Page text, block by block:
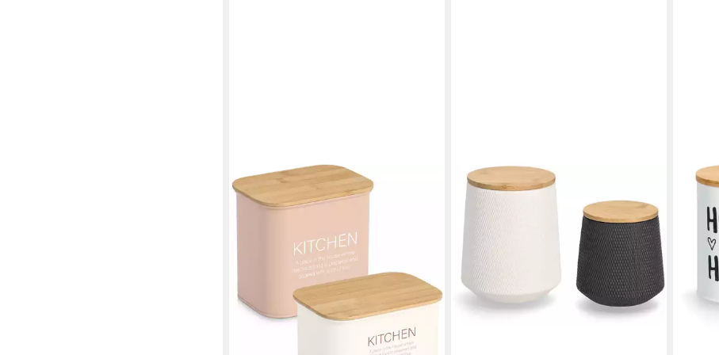
ZELLER PRESENT
Vorratsdose mit Bambusdeckel
tlg), pflegeleicht, 1200 ml
lieferbar - in 3-4 Werktagen bei dir